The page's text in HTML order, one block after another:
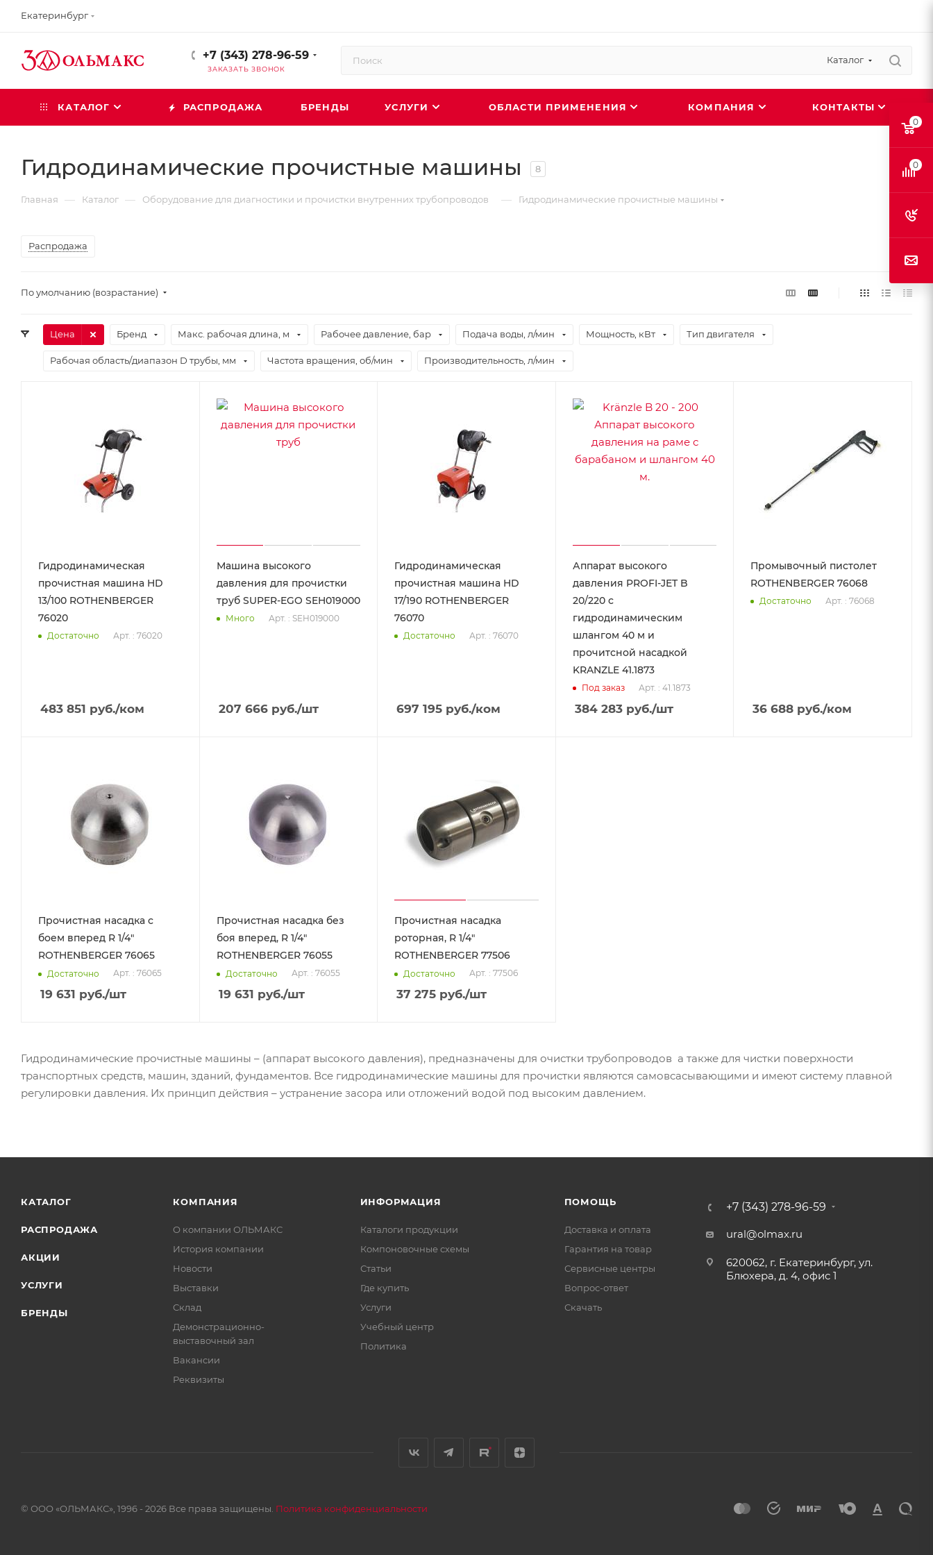
Екатеринбург
+7 (343) 278-96-59
ЗАКАЗАТЬ ЗВОНОК
Каталог
КАТАЛОГ РАСПРОДАЖА БРЕНДЫ УСЛУГИ ОБЛАСТИ ПРИМЕНЕНИЯ КОМПАНИЯ КОНТАКТЫ
Гидродинамические прочистные машины 8
Главная — Каталог — Оборудование для диагностики и прочистки внутренних трубопроводов — Гидродинамические прочистные машины
Распродажа
По умолчанию (возрастание)
Цена Бренд Макс. рабочая длина, м Рабочее давление, бар Подача воды, л/мин Мощность, кВт Тип двигателя
Рабочая область/диапазон D трубы, мм Частота вращения, об/мин Производительность, л/мин
Гидродинамическая
прочистная машина HD
13/100 ROTHENBERGER
76020
Достаточно Арт. : 76020
483 851 руб./ком
Машина высокого
давления для прочистки
труб SUPER-EGO SEH019000
Много Арт. : SEH019000
207 666руб./шт
Гидродинамическая
прочистная машина HD
17/190 ROTHENBERGER
76070
Достаточно Арт. : 76070
697 195 руб./ком
Аппарат высокого
давления PROFI-JET B
20/220 с
гидродинамическим
шлангом 40 м и
прочитсной насадкой
KRANZLE 41.1873
Под заказ Арт. : 41.1873
384 283руб./шт
Промывочный пистолет
ROTHENBERGER 76068
Достаточно Арт. : 76068
36 688 руб./ком
Прочистная насадка с
боем вперед R 1/4"
ROTHENBERGER 76065
Достаточно Арт. : 76065
19 631 руб./шт
Прочистная насадка без
боя вперед, R 1/4"
ROTHENBERGER 76055
Достаточно Арт. : 76055
19 631 руб./шт
Прочистная насадка
роторная, R 1/4"
ROTHENBERGER 77506
Достаточно Арт. : 77506
37 275 руб./шт
Гидродинамические прочистные машины – (аппарат высокого давления), предназначены для очистки трубопроводов а также для чистки поверхности
транспортных средств, машин, зданий, фундаментов. Все гидродинамические машины для прочистки являются самовсасывающими и имеют систему плавной
регулировки давления. Их принцип действия – устранение засора или отложений водой под высоким давлением.
КАТАЛОГ
РАСПРОДАЖА
АКЦИИ
УСЛУГИ
БРЕНДЫ
КОМПАНИЯ
О компании ОЛЬМАКС
История компании
Новости
Выставки
Склад
Демонстрационно-
выставочный зал
Вакансии
Реквизиты
ИНФОРМАЦИЯ
Каталоги продукции
Компоновочные схемы
Статьи
Где купить
Услуги
Учебный центр
Политика
ПОМОЩЬ
Доставка и оплата
Гарантия на товар
Сервисные центры
Вопрос-ответ
Скачать
+7 (343) 278-96-59
ural@olmax.ru
620062, г. Екатеринбург, ул.
Блюхера, д. 4, офис 1
© ООО «ОЛЬМАКС», 1996 - 2026 Все права защищены. Политика конфиденциальности
0
0